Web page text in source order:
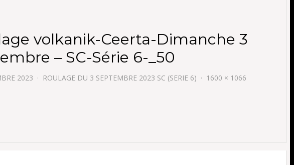
volkanik-Ceerta-Dimanche 3
– SC-Série 6-_50
2023 ROULAGE DU 3 SEPTEMBRE 2023 SC (SERIE 6) 1600 × 1066